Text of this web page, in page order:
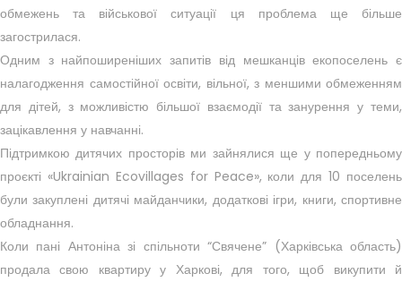
обмежень та військової ситуації ця проблема ще більше
загострилася.
Одним з найпоширеніших запитів від мешканців екопоселень є
налагодження самостійної освіти, вільної, з меншими обмеженням
для дітей, з можливістю більшої взаємодії та занурення у теми,
зацікавлення у навчанні.
Підтримкою дитячих просторів ми зайнялися ще у попередньому
проєкті «Ukrainian Ecovillages for Peace», коли для 10 поселень
були закуплені дитячі майданчики, додаткові ігри, книги, спортивне
обладнання.
Коли пані Антоніна зі спільноти “Свячене” (Харківська область)
продала свою квартиру у Харкові, для того, щоб викупити й